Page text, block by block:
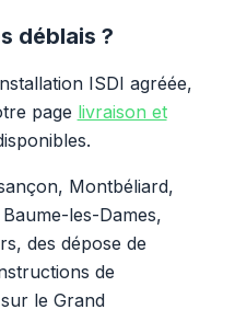
déblais ?
ISDI agréée,
page livraison et
Montbéliard,
les-Dames,
des dépose de
de
le Grand